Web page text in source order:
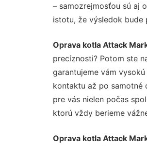
– samozrejmosťou sú aj
istotu, že výsledok bude
Oprava kotla Attack
precíznosti? Potom ste
garantujeme vám
kontaktu až po samotné
pre vás nielen počas
ktorú vždy berieme
Oprava kotla Attack